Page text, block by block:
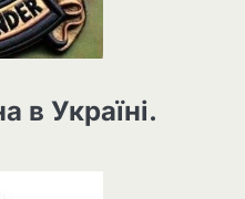
в Україні.